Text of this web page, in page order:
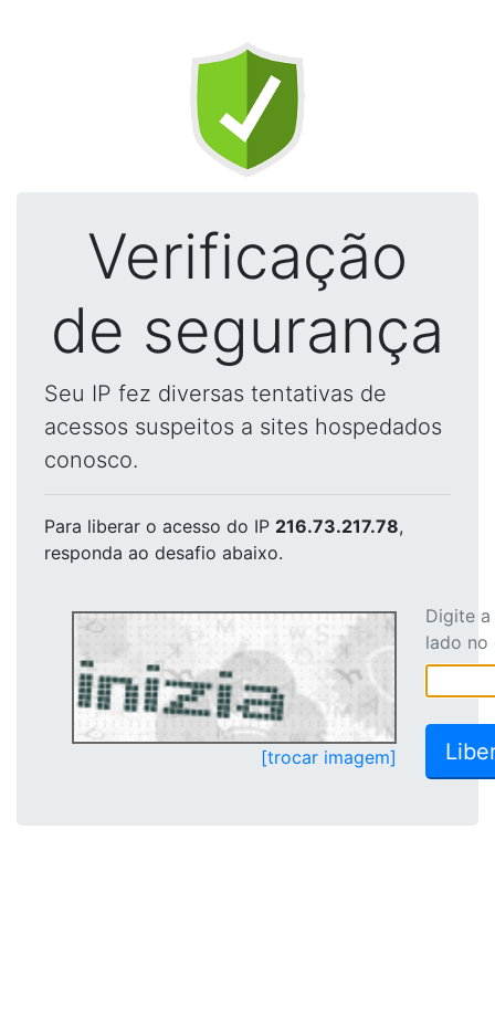
Verificação
de segurança
Seu IP fez diversas tentativas de
acessos suspeitos a sites hospedados
conosco.
Para liberar o acesso do IP 216.73.217.78,
responda ao desafio abaixo.
[trocar imagem]
Digite
lado no